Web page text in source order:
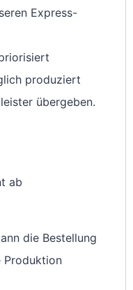
Express-
produziert
übergeben.
ab
die Bestellung
Produktion